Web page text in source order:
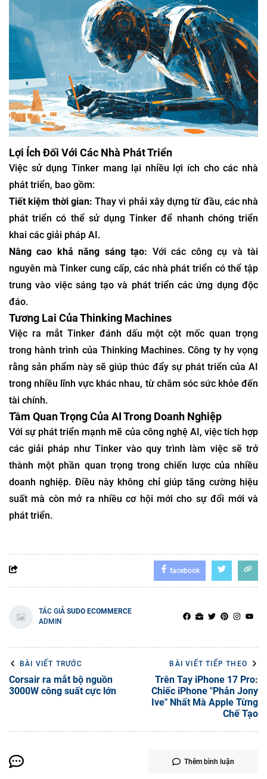
Lợi Ích Đối Với Các Nhà Phát Triển
Việc sử dụng Tinker mang lại nhiều lợi ích cho các nhà
phát triển, bao gồm:
Tiết kiệm thời gian: Thay vì phải xây dựng từ đầu, các nhà
phát triển có thể sử dụng Tinker để nhanh chóng triển
khai các giải pháp AI.
Nâng cao khả năng sáng tạo: Với các công cụ và tài
nguyên mà Tinker cung cấp, các nhà phát triển có thể tập
trung vào việc sáng tạo và phát triển các ứng dụng độc
đáo.
Tương Lai Của Thinking Machines
Việc ra mắt Tinker đánh dấu một cột mốc quan trọng
trong hành trình của Thinking Machines. Công ty hy vọng
rằng sản phẩm này sẽ giúp thúc đẩy sự phát triển của AI
trong nhiều lĩnh vực khác nhau, từ chăm sóc sức khỏe đến
tài chính.
Tầm Quan Trọng Của AI Trong Doanh Nghiệp
Với sự phát triển mạnh mẽ của công nghệ AI, việc tích hợp
các giải pháp như Tinker vào quy trình làm việc sẽ trở
thành một phần quan trọng trong chiến lược của nhiều
doanh nghiệp. Điều này không chỉ giúp tăng cường hiệu
suất mà còn mở ra nhiều cơ hội mới cho sự đổi mới và
phát triển.
facebook
TÁC GIẢ SUDO ECOMMERCE
ADMIN
BÀI VIẾT TRƯỚC
Corsair ra mắt bộ nguồn
3000W công suất cực lớn
BÀI VIẾT TIẾP THEO
Trên Tay iPhone 17 Pro:
Chiếc iPhone "Phản Jony
Ive" Nhất Mà Apple Từng
Chế Tạo
Thêm bình luận